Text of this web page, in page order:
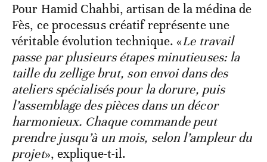
Pour Hamid Chahbi, artisan de la médina de
Fès, ce processus créatif représente une
véritable évolution technique. «Le travail
passe par plusieurs étapes minutieuses: la
taille du zellige brut, son envoi dans des
ateliers spécialisés pour la dorure, puis
l’assemblage des pièces dans un décor
harmonieux. Chaque commande peut
prendre jusqu’à un mois, selon l’ampleur du
projet», explique-t-il.